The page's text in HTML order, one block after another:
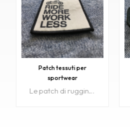
Patch tessuti per
sportwear
Le patch di ruggine sportwear sono eccellenti per veloce, ferro su tessuto direttamente.